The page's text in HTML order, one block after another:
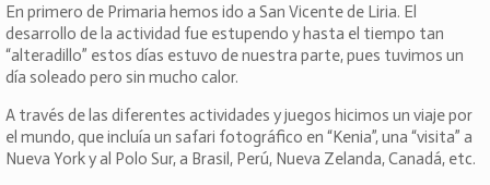
En primero de Primaria hemos ido a San Vicente de Liria. El
desarrollo de la actividad fue estupendo y hasta el tiempo tan
“alteradillo” estos días estuvo de nuestra parte, pues tuvimos un
día soleado pero sin mucho calor.
A través de las diferentes actividades y juegos hicimos un viaje por
el mundo, que incluía un safari fotográfico en “Kenia”, una “visita” a
Nueva York y al Polo Sur, a Brasil, Perú, Nueva Zelanda, Canadá, etc.